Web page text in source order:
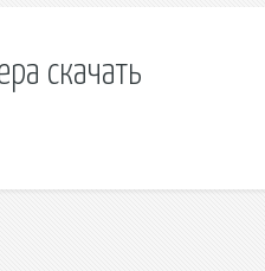
скачать